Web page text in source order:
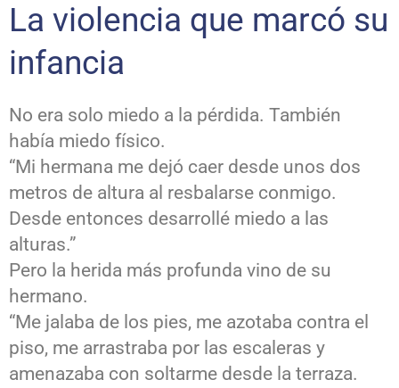
La violencia que marcó su
infancia
No era solo miedo a la pérdida. También
había miedo físico.
“Mi hermana me dejó caer desde unos dos
metros de altura al resbalarse conmigo.
Desde entonces desarrollé miedo a las
alturas.”
Pero la herida más profunda vino de su
hermano.
“Me jalaba de los pies, me azotaba contra el
piso, me arrastraba por las escaleras y
amenazaba con soltarme desde la terraza.